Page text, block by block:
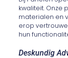
kwaliteit. Onze
materialen en
erop
hun
Deskundig